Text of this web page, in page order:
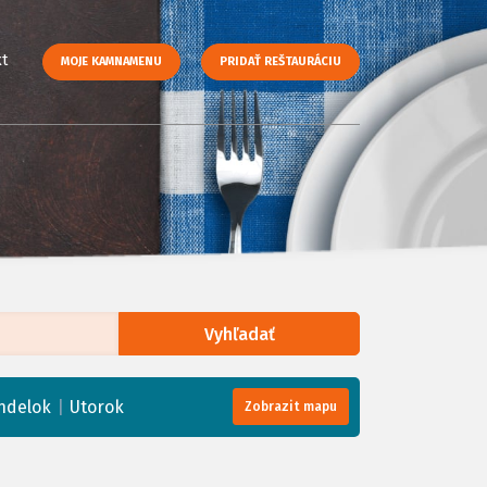
MOJE KAMNAMENU PRIDAŤ REŠTAURÁCIU
Vyhľadať
Utorok Zobrazit mapu